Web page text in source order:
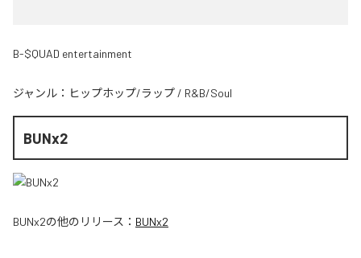
B-$QUAD entertainment
ジャンル： ヒップホップ/ラップ / R&B/Soul
BUNx2
BUNx2の他のリリース： BUNx2